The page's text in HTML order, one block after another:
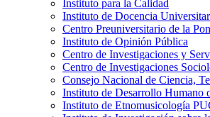
Instituto para la Calidad
Instituto de Docencia
Centro Preuniversitario de la
Instituto de Opinión Pública
Centro de Investigaciones y
Centro de Investigaciones
Consejo Nacional de Ciencia,
Instituto de Desarrollo
Instituto de Etnomusicología